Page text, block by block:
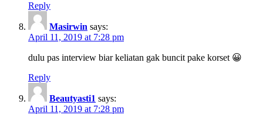
Reply
Masirwin says:
April 11, 2019 at 7:28 pm
dulu pas interview biar keliatan gak buncit pake korset 😀
Reply
Beautyasti1 says:
April 11, 2019 at 7:28 pm